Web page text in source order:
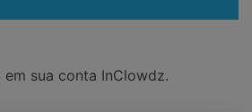
em sua conta InClowdz.